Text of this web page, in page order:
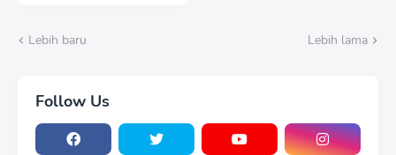
Lebih baru
Lebih lama
Follow Us